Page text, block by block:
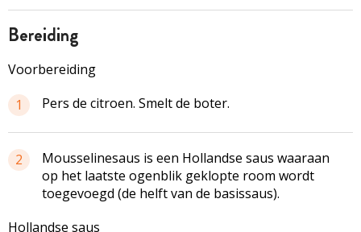
bereiding
Voorbereiding
1
Pers de citroen. Smelt de boter.
2
Mousselinesaus is een Hollandse saus waaraan
op het laatste ogenblik geklopte room wordt
toegevoegd (de helft van de basissaus).
Hollandse saus